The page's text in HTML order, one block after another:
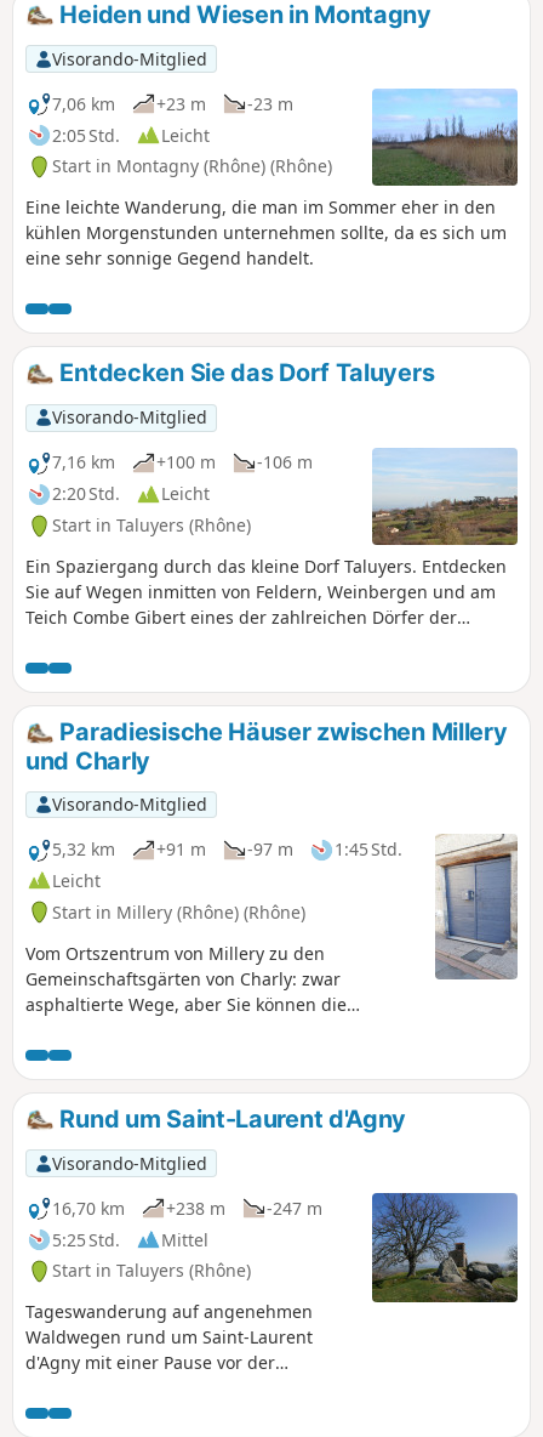
Heiden und Wiesen in Montagny
Visorando-Mitglied
7,06 km
+23 m
-23 m
2:05 Std.
Leicht
Start in Montagny (Rhône) (Rhône)
Eine leichte Wanderung, die man im Sommer eher in den
kühlen Morgenstunden unternehmen sollte, da es sich um
eine sehr sonnige Gegend handelt.
Entdecken Sie das Dorf Taluyers
Visorando-Mitglied
7,16 km
+100 m
-106 m
2:20 Std.
Leicht
Start in Taluyers (Rhône)
Ein Spaziergang durch das kleine Dorf Taluyers. Entdecken
Sie auf Wegen inmitten von Feldern, Weinbergen und am
Teich Combe Gibert eines der zahlreichen Dörfer der
Paradiesische Häuser zwischen Millery
und Charly
Visorando-Mitglied
5,32 km
+91 m -97 m
1:45 Std.
Leicht
Start in Millery (Rhône) (Rhône)
Vom Ortszentrum von Millery zu den
Gemeinschaftsgärten von Charly: zwar
asphaltierte Wege, aber Sie können die
die alten Laubengänge und versteckten
Innenhöfe sowie die ländlichen Obstgärten, die
Nähe zum Teich, weitere Gemeinschaftsgärten,
den schattigen Aufstieg des Chemin de la Taille
Meule und die alten Straßen bewundern.
Entdecken Sie zum Abschluss das historische
Zentrum rund um die Kirche. Wenn Sie gerne
Rätsel lösen, suchen Sie doch die drei Türen.
Rund um Saint-Laurent d'Agny
Visorando-Mitglied
16,70 km
+238 m
-247 m
5:25 Std.
Mittel
Start in Taluyers (Rhône)
Tageswanderung auf angenehmen
Waldwegen rund um Saint-Laurent
d'Agny mit einer Pause vor der
Heiligen Vinzenz, dem Schutzpatron der